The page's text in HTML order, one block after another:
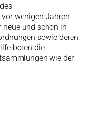
wenigen Jahren
neue und schon in
sowie deren
boten die
wie der